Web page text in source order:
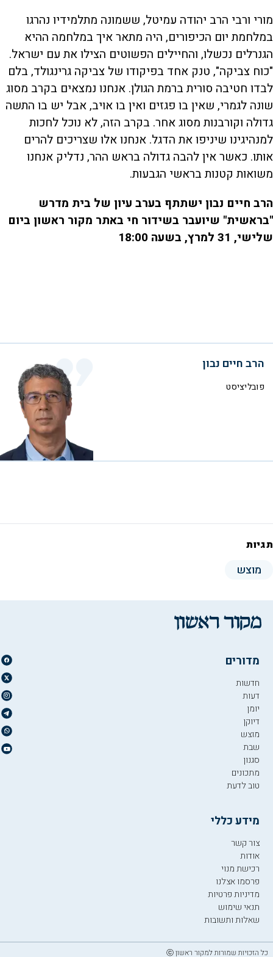
מורי ורבי הרב יהודה עמיטל, ששמונה מתלמידיו נהרגו
במלחמת יום הכיפורים, היה מתאר איך במלחמה ההיא
הגנרלים נכשלו, והחיילים הפשוטים הצילו את עם ישראל.
"כוח צביקה", טנק אחד בפיקודו של צביקה גרינגולד, בלם
לבדו חטיבה סורית ברמת הגולן. אנחנו נמצאים בקרב מסוג
שונה לגמרי, שאין בו פגזים ואין בו אויב, אבל יש בו התשה
גדולה וקורבנות מסוג אחר. בקרב הזה, לא נוכל לחכות
למנהיגינו שיניפו את הדגל. אנחנו אלו שצריכים להרים
אותו. כאשר אין להבה גדולה בראש ההר, נדליק אנחנו
משואות קטנות בראשי הגבעות.
הרב חיים נבון ישתתף בערב עיון של בית מדרש
"בראשית" שיועבר בשידור חי באתר מקור ראשון ביום
שלישי, 31 למרץ, בשעה 18:00
הרב חיים נבון
פובליציסט
תגיות
מוצש
מדורים
חדשות
דעות
יומן
דיוקן
מוצש
שבת
סגנון
מתכונים
טוב לדעת
מידע כללי
צור קשר
אודות
רכישת מנוי
פרסמו אצלנו
מדיניות פרטיות
תנאי שימוש
שאלות ותשובות
כל הזכויות שמורות למקור ראשון ⓒ